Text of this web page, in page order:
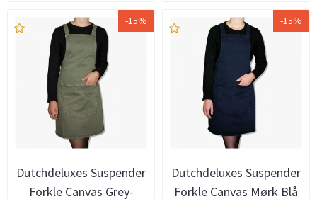
-15%
Dutchdeluxes Suspender
Forkle Canvas Grey-
-15%
Dutchdeluxes Suspender
Forkle Canvas Mørk Blå